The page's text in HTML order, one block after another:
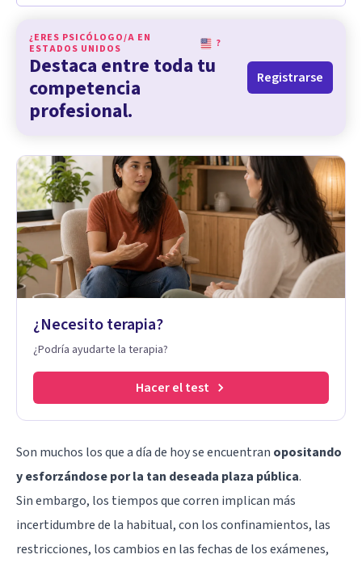
¿ERES PSICÓLOGO/A EN
ESTADOS UNIDOS
?
Destaca entre toda tu
competencia
profesional.
Registrarse
¿Necesito terapia?
¿Podría ayudarte la terapia?
Hacer el test
Son muchos los que a día de hoy se encuentran opositando
y esforzándose por la tan deseada plaza pública.
Sin embargo, los tiempos que corren implican más
incertidumbre de la habitual, con los confinamientos, las
restricciones, los cambios en las fechas de los exámenes,